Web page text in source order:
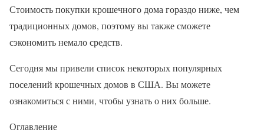
Стоимость покупки крошечного дома гораздо ниже, чем
традиционных домов, поэтому вы также сможете
сэкономить немало средств.
Сегодня мы привели список некоторых популярных
поселений крошечных домов в США. Вы можете
ознакомиться с ними, чтобы узнать о них больше.
Оглавление